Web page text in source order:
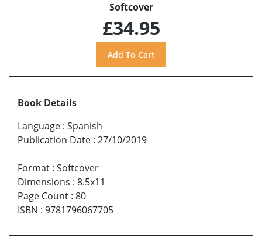
Softcover
£34.95
Book Details
Language : Spanish
Publication Date : 27/10/2019
Format : Softcover
Dimensions : 8.5x11
Page Count : 80
ISBN : 9781796067705